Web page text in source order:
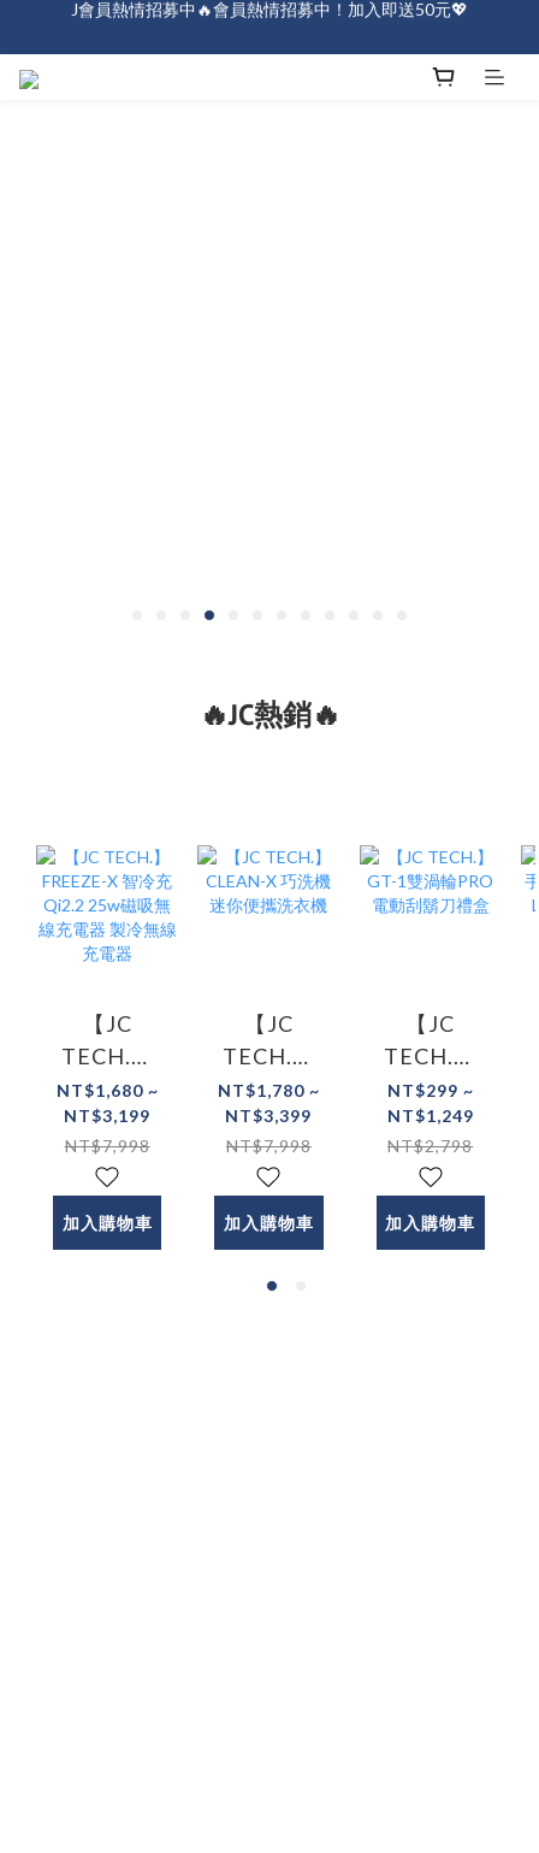
J會員熱情招募中🔥會員熱情招募中！加入即送50元💖
🔥JC熱銷🔥
【JC
TECH.】
FREEZE-X
智冷充
Qi2.2 25w
磁吸無線充
電器 製冷無
線充電器
NT$1,680 ~
NT$3,199
NT$7,998
加入購物車
【JC
TECH.】
CLEAN-X
巧洗機 迷你
便攜洗衣機
NT$1,780 ~
NT$3,399
NT$7,998
加入購物車
【JC
TECH.】
GT-1雙渦輪
PRO 電動刮
鬍刀禮盒
NT$299 ~
NT$1,249
NT$2,798
加入購物車